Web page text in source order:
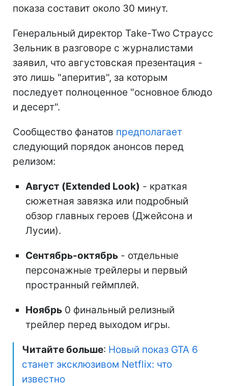
показа составит около 30 минут.
Генеральный директор Take-Two Страусс
Зельник в разговоре с журналистами
заявил, что августовская презентация -
это лишь "аперитив", за которым
последует полноценное "основное блюдо
и десерт".
Сообщество фанатов предполагает
следующий порядок анонсов перед
релизом:
Август (Extended Look) - краткая
сюжетная завязка или подробный
обзор главных героев (Джейсона и
Лусии).
Сентябрь-октябрь - отдельные
персонажные трейлеры и первый
пространный геймплей.
Ноябрь 0 финальный релизный
трейлер перед выходом игры.
Читайте больше: Новый показ GTA 6
станет эксклюзивом Netflix: что
известно